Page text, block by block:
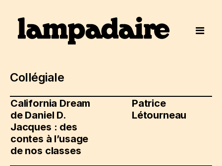
Collégiale
California Dream
de Daniel D.
Jacques : des
contes à l’usage
de nos classes
Patrice
Létourneau